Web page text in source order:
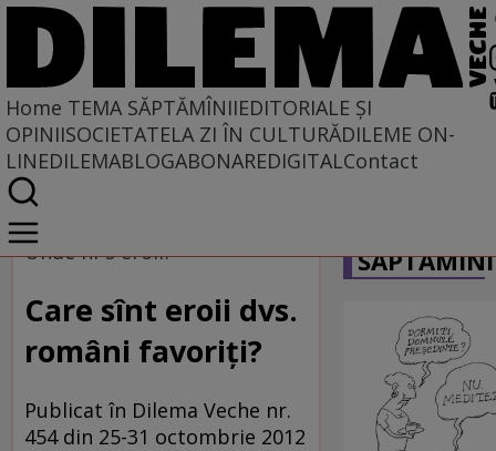
Home TEMA SĂPTĂMÎNIIEDITORIALE ȘI
OPINIISOCIETATELA ZI ÎN CULTURĂDILEME ON-
LINEDILEMABLOGABONAREDIGITALContact
Home
Tema săptămînii
Unde ni-s eroii?
Care sînt eroii dvs.
români favoriţi?
Publicat în Dilema Veche nr.
454 din 25-31 octombrie 2012